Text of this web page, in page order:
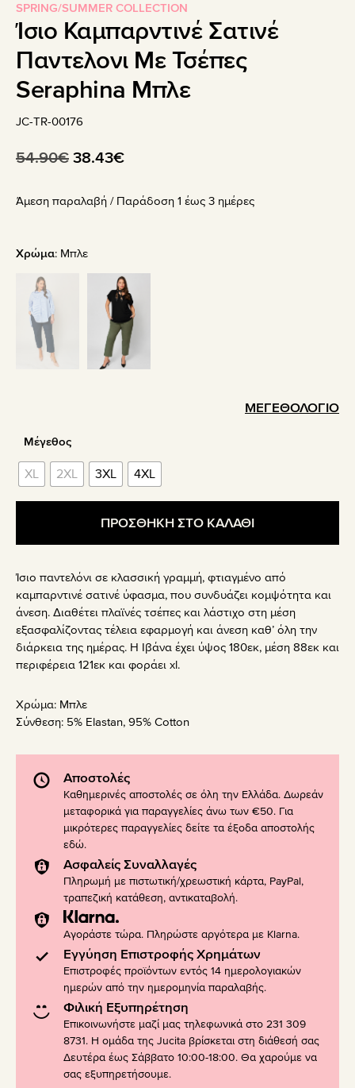
SPRING/SUMMER COLLECTION
Ίσιο Καμπαρντινέ Σατινέ
Παντελονι Με Τσέπες
Seraphina Μπλε
JC-TR-00176
54.90€ Original
was:
38.43€Η
τιμή
Άμεση παραλαβή / Παράδoση 1 έως 3 ημέρες
Χρώμα: Μπλε
ΜΕΓΕΘΟΛΟΓΙΟ
Μέγεθος
XL 2XL 3XL 4XL
ΠΡΟΣΘΗΚΗ ΣΤΟ ΚΑΛΑΘΙ
Ίσιο παντελόνι σε κλασσική γραμμή, φτιαγμένο από
καμπαρντινέ σατινέ ύφασμα, που συνδυάζει κομψότητα και
άνεση. Διαθέτει πλαϊνές τσέπες και λάστιχο στη μέση
εξασφαλίζοντας τέλεια εφαρμογή και άνεση καθ’ όλη την
διάρκεια της ημέρας. Η Ιβάνα έχει ύψος 180εκ, μέση 88εκ και
περιφέρεια 121εκ και φοράει xl.
Χρώμα: Μπλε
Σύνθεση: 5% Elastan, 95% Cotton
Αποστολές
Καθημερινές αποστολές σε όλη την Ελλάδα. Δωρεάν
μεταφορικά για παραγγελίες άνω των €50. Για
μικρότερες παραγγελίες δείτε τα έξοδα αποστολής
εδώ.
Ασφαλείς Συναλλαγές
Πληρωμή με πιστωτική/χρεωστική κάρτα, PayPal,
τραπεζική κατάθεση, αντικαταβολή.
Αγοράστε τώρα. Πληρώστε αργότερα με Klarna.
Εγγύηση Επιστροφής Χρημάτων
Επιστροφές προϊόντων εντός 14 ημερολογιακών
ημερών από την ημερομηνία παραλαβής.
Φιλική Εξυπηρέτηση
Επικοινωνήστε μαζί μας τηλεφωνικά στο 231 309
8731. Η ομάδα της Jucita βρίσκεται στη διάθεσή σας
Δευτέρα έως Σάββατο 10:00-18:00. Θα χαρούμε να
σας εξυπηρετήσουμε.